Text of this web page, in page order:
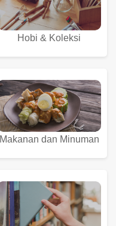
Hobi & Koleksi
Makanan dan Minuman